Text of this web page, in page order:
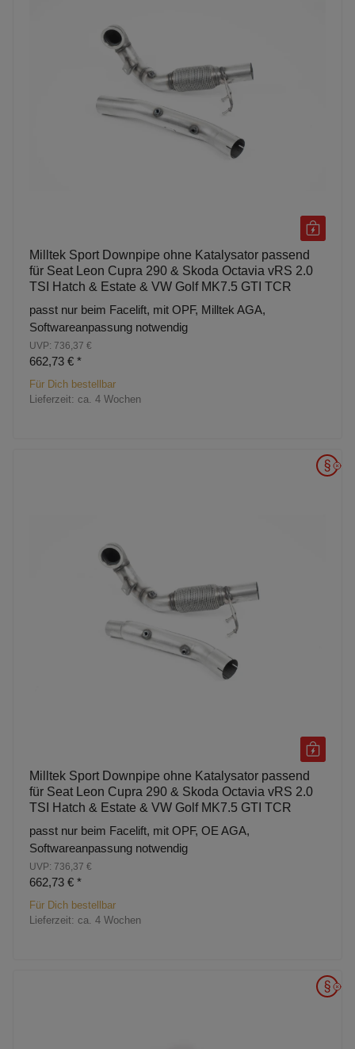
Milltek Sport Downpipe ohne Katalysator passend
für Seat Leon Cupra 290 & Skoda Octavia vRS 2.0
TSI Hatch & Estate & VW Golf MK7.5 GTI TCR
passt nur beim Facelift, mit OPF, Milltek AGA,
Softwareanpassung notwendig
UVP: 736,37 €
662,73 € *
Für Dich bestellbar
Lieferzeit: ca. 4 Wochen
Milltek Sport Downpipe ohne Katalysator passend
für Seat Leon Cupra 290 & Skoda Octavia vRS 2.0
TSI Hatch & Estate & VW Golf MK7.5 GTI TCR
passt nur beim Facelift, mit OPF, OE AGA,
Softwareanpassung notwendig
UVP: 736,37 €
662,73 € *
Für Dich bestellbar
Lieferzeit: ca. 4 Wochen